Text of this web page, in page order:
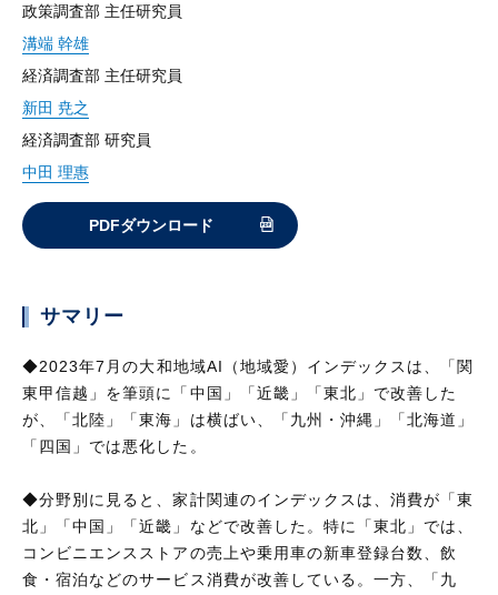
政策調査部 主任研究員
溝端 幹雄
経済調査部 主任研究員
新田 尭之
経済調査部 研究員
中田 理惠
PDFダウンロード
サマリー
◆2023年7月の大和地域AI（地域愛）インデックスは、「関
東甲信越」を筆頭に「中国」「近畿」「東北」で改善した
が、「北陸」「東海」は横ばい、「九州・沖縄」「北海道」
「四国」では悪化した。
◆分野別に見ると、家計関連のインデックスは、消費が「東
北」「中国」「近畿」などで改善した。特に「東北」では、
コンビニエンスストアの売上や乗用車の新車登録台数、飲
食・宿泊などのサービス消費が改善している。一方、「九